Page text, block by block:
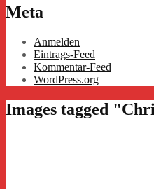
Meta
Anmelden
Eintrags-Feed
Kommentar-Feed
WordPress.org
Images tagged